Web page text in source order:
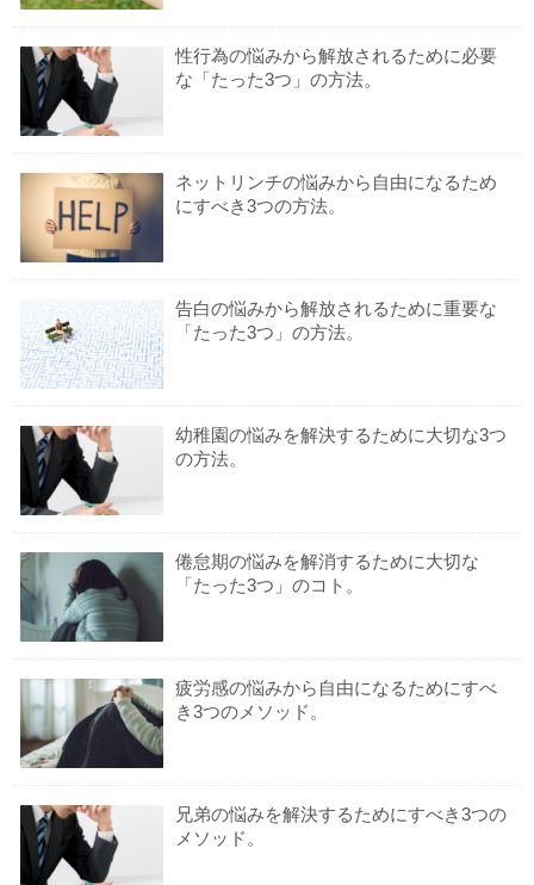
性行為の悩みから解放されるために必要
な「たった3つ」の方法。
ネットリンチの悩みから自由になるため
にすべき3つの方法。
告白の悩みから解放されるために重要な
「たった3つ」の方法。
幼稚園の悩みを解決するために大切な3つ
の方法。
倦怠期の悩みを解消するために大切な
「たった3つ」のコト。
疲労感の悩みから自由になるためにすべ
き3つのメソッド。
兄弟の悩みを解決するためにすべき3つの
メソッド。